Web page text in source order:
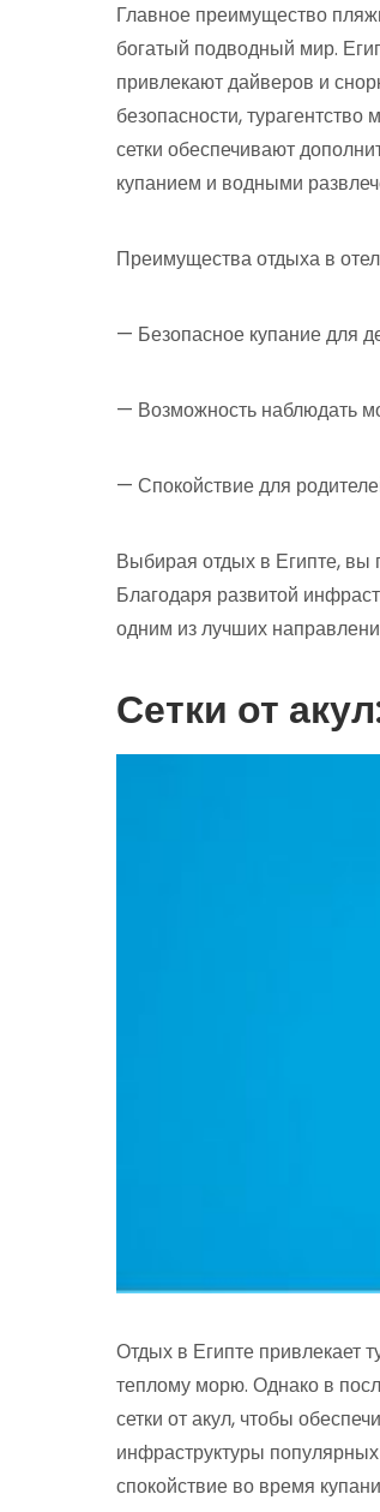
Главное преимущество
богатый подводный мир.
привлекают дайверов и
безопасности,
сетки обеспечивают
купанием и водными
Преимущества отдыха в
— Безопасное купание для
— Возможность наблюдать
— Спокойствие для
Выбирая отдых в Египте, вы
Благодаря развитой
одним из лучших
Сетки от
Отдых в Египте привлекает
теплому морю. Однако в
сетки от акул, чтобы
инфраструктуры
спокойствие во время